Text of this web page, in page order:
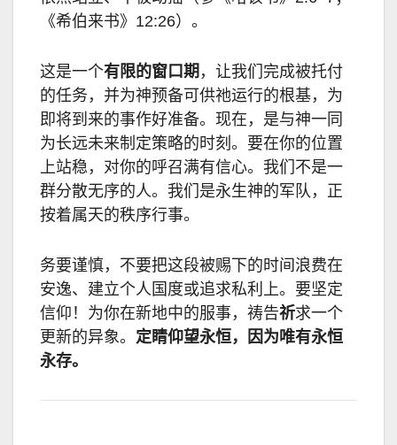
《希伯来书》 12:26）。
这是一个有限的窗口期 ，让我们完成被托付
的任务，并为神预备可供祂运行的根基，为
即将到来的事作好准备。现在，是与神一同
为长远未来制定策略的时刻。要在你的位置
上站稳，对你的呼召满有信心。我们不是一
群分散无序的人。我们是永生神的军队，正
按着属天的秩序行事。
务要谨慎，不要把这段被赐下的时间浪费在
安逸、建立个人国度或追求私利上。要坚定
信仰！为你在新地中的服事，祷告祈求一个
更新的异象。 定睛仰望永恒，因为唯有永恒
永存。